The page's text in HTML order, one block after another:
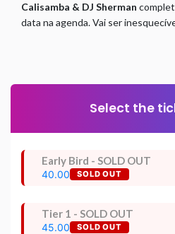
Calisamba & DJ Sherman
data na agenda. Vai ser
Select the
Early Bird - SOLD OUT
40.00 SOLD OUT
Tier 1 - SOLD OUT
45.00 SOLD OUT